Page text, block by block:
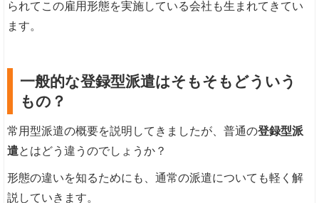
られてこの雇用形態を実施している会社も生まれてきてい
ます。
一般的な登録型派遣はそもそもどういう
もの？
常用型派遣の概要を説明してきましたが、普通の登録型派
遣とはどう違うのでしょうか？
形態の違いを知るためにも、通常の派遣についても軽く解
説していきます。